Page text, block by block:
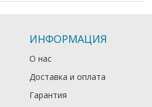
ИНФОРМАЦИЯ
О нас
Доставка и оплата
Гарантия